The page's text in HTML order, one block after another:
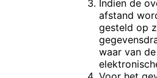
Indien de
afstand
gesteld op
waar van